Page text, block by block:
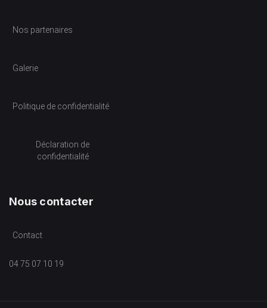
Nos partenaires
Galerie
Politique de confidentialité
Déclaration de
confidentialité
Nous contacter
Contact
04 75 07 10 19